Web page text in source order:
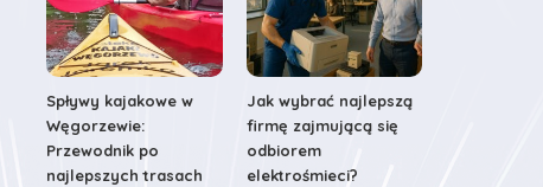
Spływy kajakowe w
Węgorzewie:
Przewodnik po
najlepszych trasach
Jak wybrać najlepszą
firmę zajmującą się
odbiorem
elektrośmieci?